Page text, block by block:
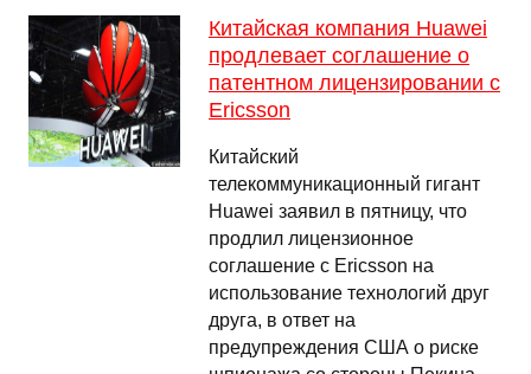
Китайская компания Huawei
продлевает соглашение о
патентном лицензировании с
Ericsson
Китайский
телекоммуникационный гигант
Huawei заявил в пятницу, что
продлил лицензионное
соглашение с Ericsson на
использование технологий друг
друга, в ответ на
предупреждения США о риске